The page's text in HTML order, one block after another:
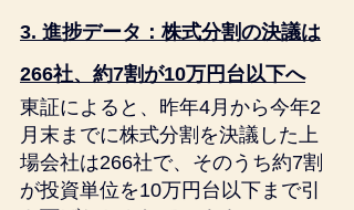
3. 進捗データ：株式分割の決議は
266社、約7割が10万円台以下へ
東証によると、昨年4月から今年2
月末までに株式分割を決議した上
場会社は266社で、そのうち約7割
が投資単位を10万円台以下まで引